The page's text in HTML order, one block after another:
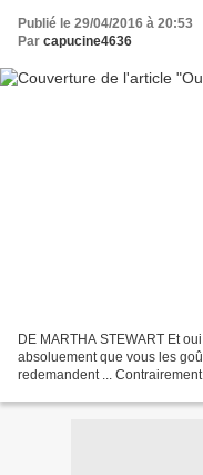
Publié le 29/04/2016 à 20:53
Par capucine4636
DE MARTHA STEWART Et
absoluement que vous les
redemandent ...